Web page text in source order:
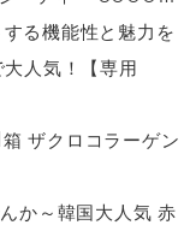
る機能性と魅力を
人気！【専用
ザクロコラーゲン
か～韓国大人気 赤